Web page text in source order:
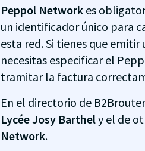
Peppol Network es
un identificador único para
esta red. Si tienes que
necesitas especificar el
tramitar la factura
En el directorio de
Lycée Josy Barthely el de
Network.